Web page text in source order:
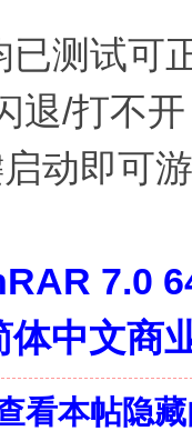
测试可
/打不
动即可
7.0
中文商
看本帖隐